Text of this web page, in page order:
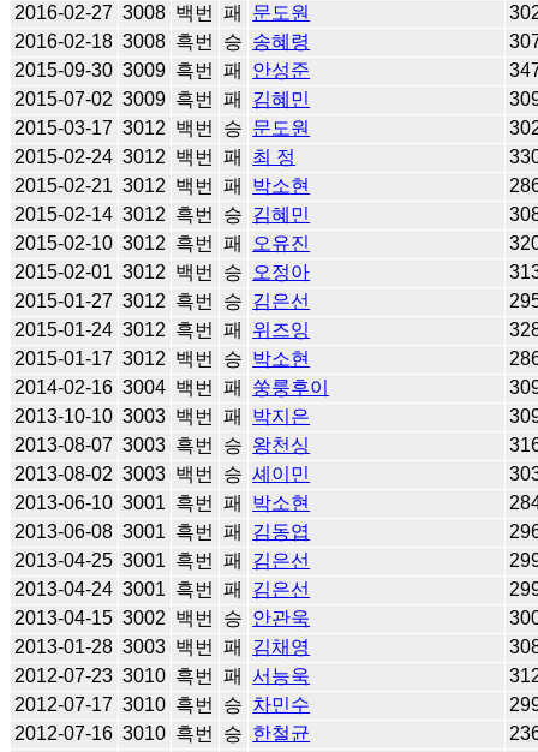
2016-02-27 3008 백번 패 문도원
2016-02-18 3008 흑번 승 송혜령
2015-09-30 3009 흑번 패 안성준
2015-07-02 3009 흑번 패 김혜민
2015-03-17 3012 백번 승 문도원
2015-02-24 3012 백번 패 최 정
2015-02-21 3012 백번 패 박소현
2015-02-14 3012 흑번 승 김혜민
2015-02-10 3012 흑번 패 오유진
2015-02-01 3012 백번 승 오정아
2015-01-27 3012 흑번 승 김은선
2015-01-24 3012 흑번 패 위즈잉
2015-01-17 3012 백번 승 박소현
2014-02-16 3004 백번 패 쑹룽후이
2013-10-10 3003 백번 패 박지은
2013-08-07 3003 흑번 승 왕천싱
2013-08-02 3003 백번 승 셰이민
2013-06-10 3001 흑번 패 박소현
2013-06-08 3001 흑번 패 김동엽
2013-04-25 3001 흑번 패 김은선
2013-04-24 3001 흑번 패 김은선
2013-04-15 3002 백번 승 안관욱
2013-01-28 3003 백번 패 김채영
2012-07-23 3010 흑번 패 서능욱
2012-07-17 3010 흑번 승 차민수
2012-07-16 3010 흑번 승 한철균